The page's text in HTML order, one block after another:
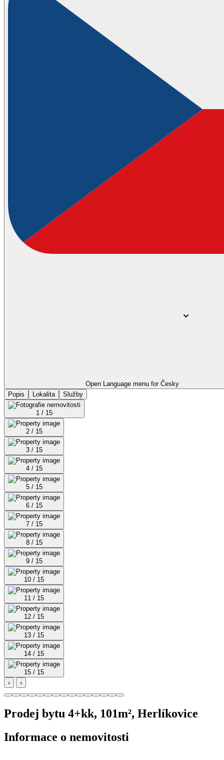
Open Language menu for Česky
Popis
Lokalita Služby
1 / 15
2 / 15
3 / 15
4 / 15
5 / 15
6 / 15
7 / 15
8 / 15
9 / 15
10 / 15
11 / 15
12 / 15
13 / 15
14 / 15
15 / 15
‹
›
Prodej bytu 4+kk, 101m², Herlíkovice
Informace o nemovitosti